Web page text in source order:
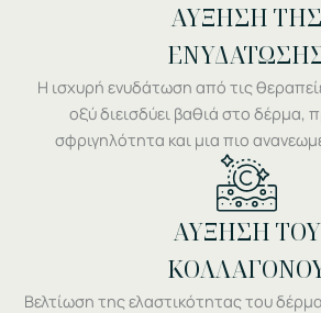
ΑΥΞΗΣΗ ΤΗΣ
Η ισχυρή ενυδάτωση από τις
οξύ διεισδύει βαθιά στο δέρμα,
σφριγηλότητα και μια πιο
ΑΥΞΗΣΗ ΤΟΥ
Βελτίωση της ελαστικότητας του